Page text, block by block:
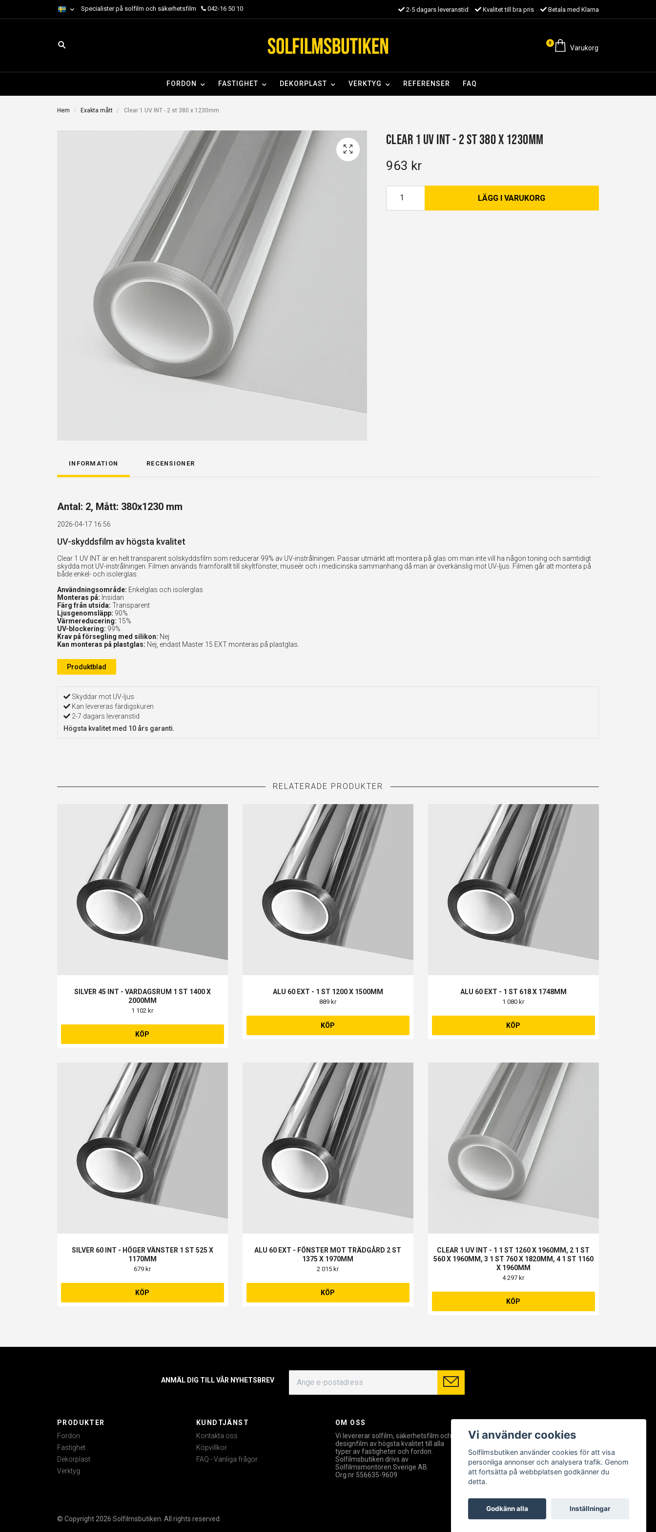
Specialister på solfilm och säkerhetsfilm 042-16 50 10 2-5 dagars leveranstid Kvalitet till bra pris Betala med Klarna
0
Varukorg
FORDON FASTIGHET DEKORPLAST VERKTYG REFERENSER FAQ
Hem Exakta mått Clear 1 UV INT - 2 st 380 x 1230mm
Clear 1 UV INT - 2 st 380 x 1230mm
963 kr
LÄGG I VARUKORG
INFORMATION RECENSIONER
Antal: 2, Mått: 380x1230 mm
2026-04-17 16:56
UV-skyddsfilm av högsta kvalitet
Clear 1 UV INT är en helt transparent solskyddsfilm som reducerar 99% av UV-instrålningen. Passar utmärkt att montera på glas om man inte vill ha någon toning och samtidigt
skydda mot UV-instrålningen. Filmen används framförallt till skyltfönster, museér och i medicinska sammanhang då man är överkänslig mot UV-ljus. Filmen går att montera på
både enkel- och isolerglas.
Användningsområde: Enkelglas och isolerglas
Monteras på: Insidan
Färg från utsida: Transparent
Ljusgenomsläpp: 90%
Värmereducering: 15%
UV-blockering: 99%
Krav på försegling med silikon: Nej
Kan monteras på plastglas: Nej, endast Master 15 EXT monteras på plastglas.
Produktblad
Skyddar mot UV-ljus
Kan levereras färdigskuren
2-7 dagars leveranstid
Högsta kvalitet med 10 års garanti.
SILVER 45 INT - VARDAGSRUM 1 ST 1400 X
2000MM
1 102 kr
KÖP
ALU 60 EXT - 1 ST 1200 X 1500MM
889 kr
KÖP
ALU 60 EXT - 1 ST 618 X 1748MM
1 080 kr
KÖP
SILVER 60 INT - HÖGER VÄNSTER 1 ST 525 X
1170MM
679 kr
KÖP
ALU 60 EXT - FÖNSTER MOT TRÄDGÅRD 2 ST
1375 X 1970MM
2 015 kr
KÖP
CLEAR 1 UV INT - 1 1 ST 1260 X 1960MM, 2 1 ST
560 X 1960MM, 3 1 ST 760 X 1820MM, 4 1 ST 1160
X 1960MM
4 297 kr
KÖP
ANMÄL DIG TILL VÅR NYHETSBREV
PRODUKTER
Fordon
Fastighet
Dekorplast
Verktyg
KUNDTJÄNST
Kontakta oss
Köpvillkor
FAQ - Vanliga frågor
OM OSS
Vi levererar solfilm, säkerhetsfilm och
designfilm av högsta kvalitet till alla
typer av fastigheter och fordon.
Solfilmsbutiken drivs av
Solfilmsmontören Sverige AB.
Org.nr 556635-9609
Facebook
YouTube
© Copyright 2026 Solfilmsbutiken. All rights reserved.
Vi använder cookies
Solfilmsbutiken använder cookies för att visa
personliga annonser och analysera trafik. Genom
att fortsätta på webbplatsen godkänner du
detta.
Godkänn alla Inställningar